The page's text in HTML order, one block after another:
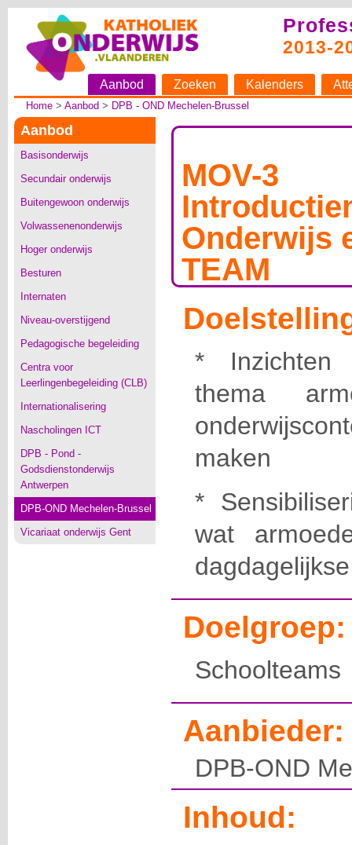
2013-
Aanbod Zoeken Kalenders
Home> Aanbod > DPB - OND Mechelen-Brussel
Aanbod
Basisonderwijs
Secundair onderwijs
Buitengewoon onderwijs
Volwassenenonderwijs
Hoger onderwijs
Besturen
Internaten
Niveau-overstijgend
Pedagogische begeleiding
Centra voor
Leerlingenbegeleiding (CLB)
Internationalisering
Nascholingen ICT
DPB - Pond -
Godsdienstonderwijs
Antwerpen
DPB-OND Mechelen-Brussel
Vicariaat onderwijs Gent
MOV-3
Onderwijs
TEAM
* Inzichten
thema
maken
*
wat
Doelgroep:
Schoolteams
Aanbieder:
DPB-OND
Inhoud: